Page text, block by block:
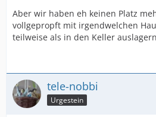
Aber wir haben eh keinen Platz
vollgepropft mit irgendwelchen
teilweise als in den Keller
tele-nobbi
Urgestein